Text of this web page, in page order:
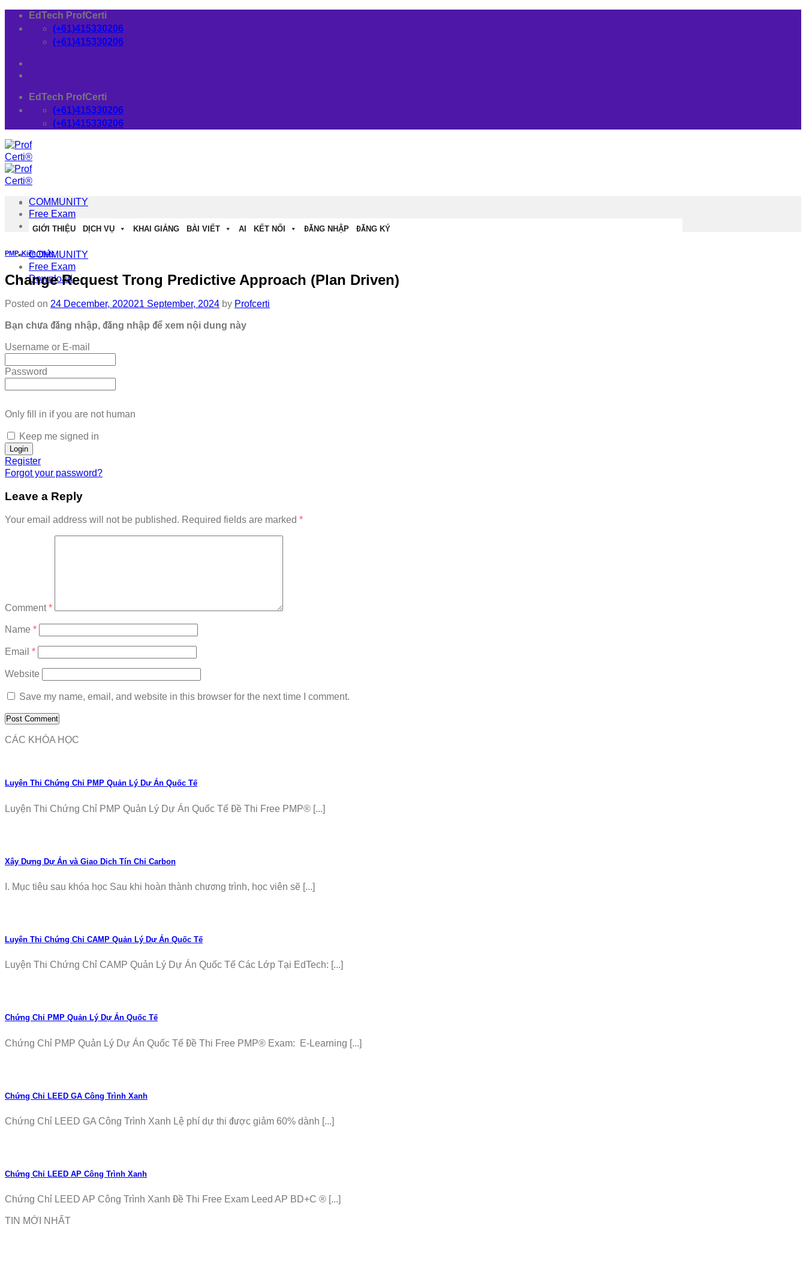
Skip
EdTech ProfCerti
(+61)415330206
(+61)415330206
EdTech ProfCerti
(+61)415330206
(+61)415330206
GIỚI THIỆU DỊCH VỤ KHAI GIẢNG BÀI VIẾT AI KẾT NỐI ĐĂNG NHẬP ĐĂNG KÝ
COMMUNITY
Free Exam
Download
COMMUNITY
Free Exam
Download
PMP,Kiến Thức
Change Request Trong Predictive Approach (Plan Driven)
Posted on 24 December, 202021 September, 2024 by Profcerti
Bạn chưa đăng nhập, đăng nhập để xem nội dung này
Username or E-mail
Password
Only fill in if you are not human
Keep me signed in
Register
Forgot your password?
Leave a Reply
Your email address will not be published. Required fields are marked *
Comment*
Name *
Email *
Website
Save my name, email, and website in this browser for the next time I comment.
CÁC KHÓA HỌC
Luyện Thi Chứng Chỉ PMP Quản Lý Dự Án Quốc Tế
Luyện Thi Chứng Chỉ PMP Quản Lý Dự Án Quốc Tế Đề Thi Free PMP® [...]
Xây Dựng Dự Án và Giao Dịch Tín Chỉ Carbon
I. Mục tiêu sau khóa học Sau khi hoàn thành chương trình, học viên sẽ [...]
Luyện Thi Chứng Chỉ CAMP Quản Lý Dự Án Quốc Tế
Luyện Thi Chứng Chỉ CAMP Quản Lý Dự Án Quốc Tế Các Lớp Tại EdTech: [...]
Chứng Chỉ PMP Quản Lý Dự Án Quốc Tế
Chứng Chỉ PMP Quản Lý Dự Án Quốc Tế Đề Thi Free PMP® Exam: E-Learning [...]
Chứng Chỉ LEED GA Công Trình Xanh
Chứng Chỉ LEED GA Công Trình Xanh Lệ phí dự thi được giảm 60% dành [...]
Chứng Chỉ LEED AP Công Trình Xanh
Chứng Chỉ LEED AP Công Trình Xanh Đề Thi Free Exam Leed AP BD+C ® [...]
TIN MỚI NHẤT